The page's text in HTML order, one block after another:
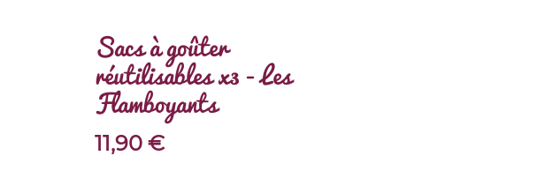
Sacs à goûter
réutilisables x3 - Les
Flamboyants
11,90€